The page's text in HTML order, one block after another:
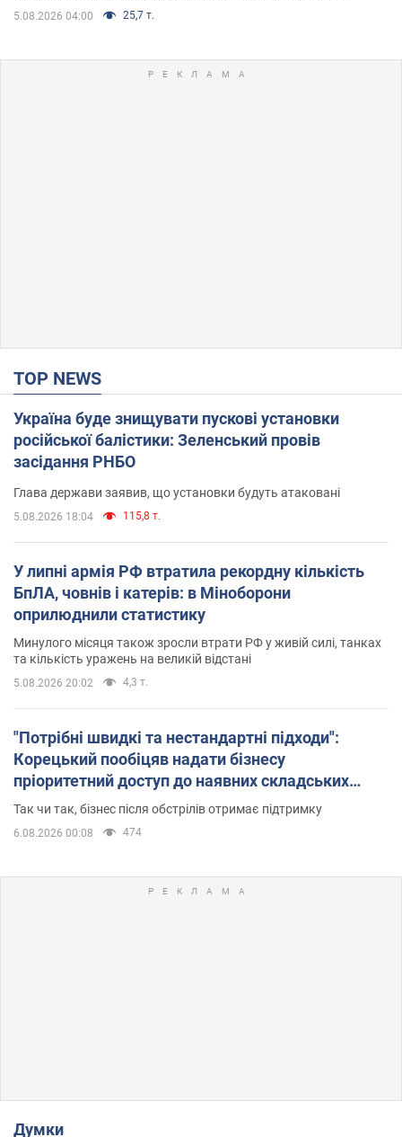
5.08.2026 04:00 25,7 т.
TOP NEWS
Україна буде знищувати пускові установки
російської балістики: Зеленський провів
засідання РНБО
Глава держави заявив, що установки будуть атаковані
5.08.2026 18:04 115,8 т.
У липні армія РФ втратила рекордну кількість
БпЛА, човнів і катерів: в Міноборони
оприлюднили статистику
Минулого місяця також зросли втрати РФ у живій силі, танках
та кількість уражень на великій відстані
5.08.2026 20:02 4,3 т.
"Потрібні швидкі та нестандартні підходи":
Корецький пообіцяв надати бізнесу
пріоритетний доступ до наявних складських
приміщень
Так чи так, бізнес після обстрілів отримає підтримку
6.08.2026 00:08 474
Думки